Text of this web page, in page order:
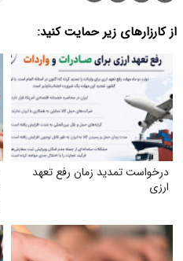
از کارزارهای زیر حمایت کنید:
درخواست تمدید زمان رفع تعهد
ارزی